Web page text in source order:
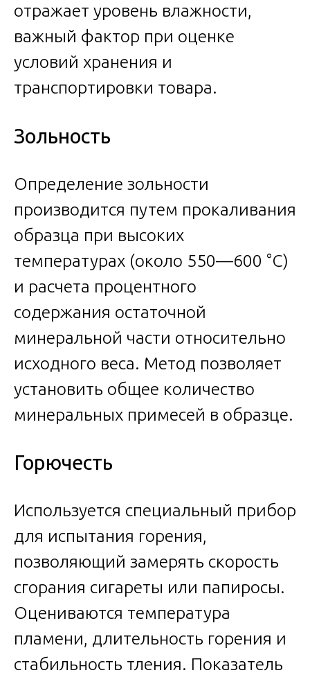
отражает уровень влажности,
важный фактор при оценке
условий хранения и
транспортировки товара.
Зольность
Определение зольности
производится путем прокаливания
образца при высоких
температурах (около 550—600 °C)
и расчета процентного
содержания остаточной
минеральной части относительно
исходного веса. Метод позволяет
установить общее количество
минеральных примесей в образце.
Горючесть
Используется специальный прибор
для испытания горения,
позволяющий замерять скорость
сгорания сигареты или папиросы.
Оцениваются температура
пламени, длительность горения и
стабильность тления. Показатель